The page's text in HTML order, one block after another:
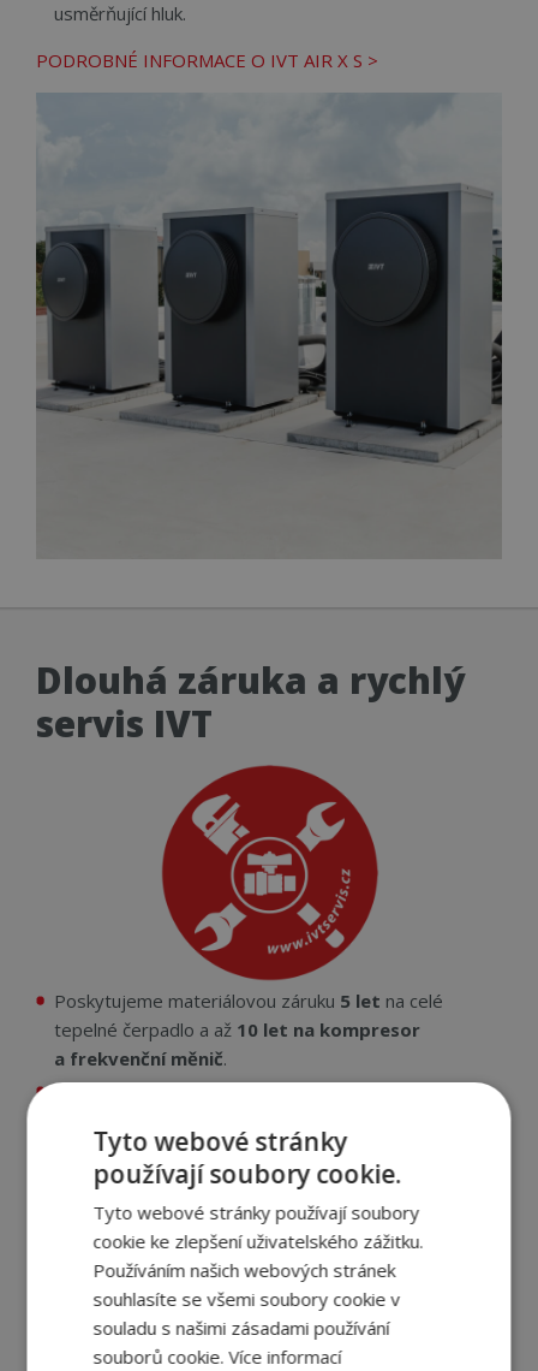
usměrňující hluk.
PODROBNÉ INFORMACE O IVT AIR X S >
Dlouhá záruka a rychlý
servis IVT
Poskytujeme materiálovou záruku 5 let na celé
tepelné čerpadlo a až 10 let na kompresor
a frekvenční měnič.
Montážní firma, která vám tepelné čerpadlo
Nemusíte nikoho shánět a čekat na příjezd externí
servisní firmy, která vaše čerpadlo nikdy předtím
neviděla.
Skladem držíme náhradní díly pro 35 000 tepelných
čerpadel o která se staráme, včetně mnoha čerpadel
starších 20 let. 90 % náhradních dílů expedujeme do
druhého pracovního dne.
Tyto webové stránky
používají soubory cookie.
Tyto webové stránky používají soubory
cookie ke zlepšení uživatelského zážitku.
Používáním našich webových stránek
souhlasíte se všemi soubory cookie v
souladu s našimi zásadami používání
souborů cookie.Více informací